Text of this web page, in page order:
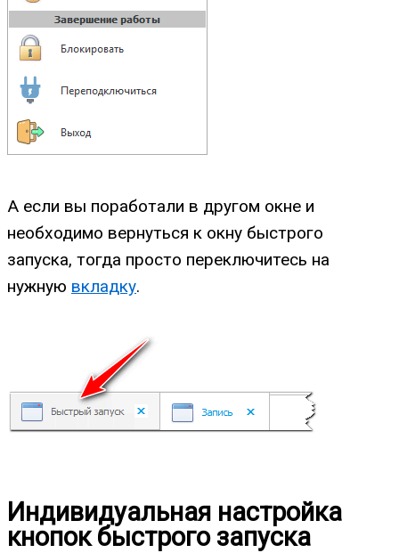
А если вы поработали в другом окне и
необходимо вернуться к окну быстрого
запуска, тогда просто переключитесь на
нужную вкладку.
Индивидуальная настройка
кнопок быстрого запуска